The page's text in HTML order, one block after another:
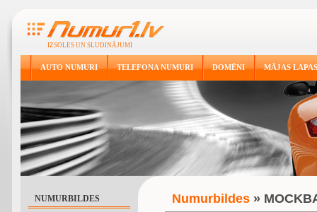
IZSOLES UN SLUDINĀJUMI
AUTO NUMURI TELEFONA NUMURI DOMĒNI MĀJAS LAPAS
NUMURBILDES Numurbildes»